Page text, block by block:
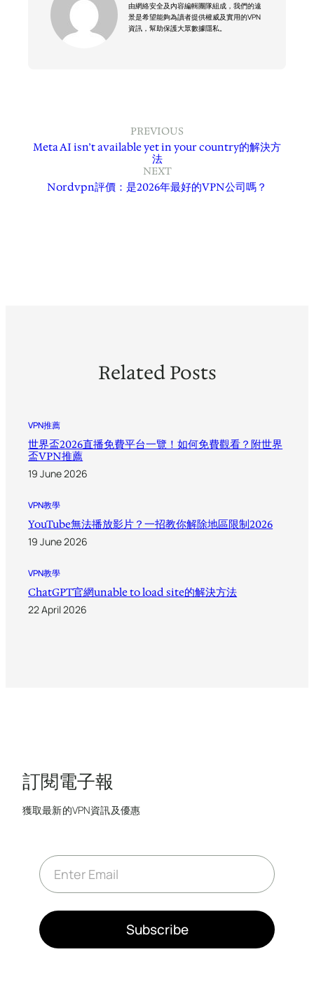
由網絡安全及內容編輯團隊組成，我們的遠
景是希望能夠為讀者提供權威及實用的VPN
資訊，幫助保護大眾數據隱私。
PREVIOUS
Meta AI isn’t available yet in your country的解決方
法
NEXT
Nordvpn評價：是2026年最好的VPN公司嗎？
Related Posts
VPN推薦
世界盃2026直播免費平台一覽！如何免費觀看？附世界
盃VPN推薦
19 June 2026
VPN教學
YouTube無法播放影片？一招教你解除地區限制2026
19 June 2026
VPN教學
ChatGPT官網unable to load site的解決方法
22 April 2026
訂閱電子報
獲取最新的VPN資訊及優惠
E
m
a
*
Subscribe